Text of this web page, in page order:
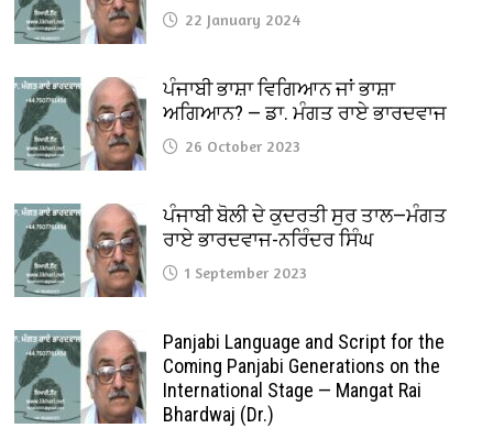
22 January 2024
ਪੰਜਾਬੀ ਭਾਸ਼ਾ ਵਿਗਿਆਨ ਜਾਂ ਭਾਸ਼ਾ
ਅਗਿਆਨ? — ਡਾ. ਮੰਗਤ ਰਾਏ ਭਾਰਦਵਾਜ
26 October 2023
ਪੰਜਾਬੀ ਬੋਲੀ ਦੇ ਕੁਦਰਤੀ ਸੁਰ ਤਾਲ—ਮੰਗਤ
ਰਾਏ ਭਾਰਦਵਾਜ-ਨਰਿੰਦਰ ਸਿੰਘ
1 September 2023
Panjabi Language and Script for the
Coming Panjabi Generations on the
International Stage — Mangat Rai
Bhardwaj (Dr.)